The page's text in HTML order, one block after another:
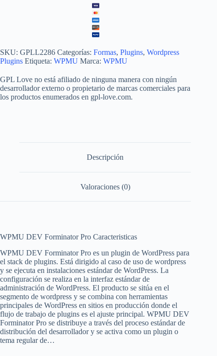
SKU: GPLL2286 Categorías: Formas, Plugins, Wordpress
Plugins Etiqueta: WPMU Marca: WPMU
GPL Love no está afiliado de ninguna manera con ningún
desarrollador externo o propietario de marcas comerciales para
los productos enumerados en gpl-love.com.
Descripción
Valoraciones (0)
WPMU DEV Forminator Pro Caracteristicas
WPMU DEV Forminator Pro es un plugin de WordPress para
el stack de plugins. Está dirigido al caso de uso de wordpress
y se ejecuta en instalaciones estándar de WordPress. La
configuración se realiza en la interfaz estándar de
administración de WordPress. El producto se sitúa en el
segmento de wordpress y se combina con herramientas
principales de WordPress en sitios en producción donde el
flujo de trabajo de plugins es el ajuste principal. WPMU DEV
Forminator Pro se distribuye a través del proceso estándar de
distribución del desarrollador y se activa como un plugin o
tema regular de…